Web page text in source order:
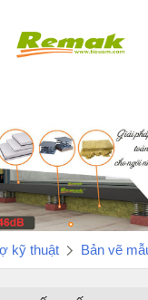
kỹ thuật Bản vẽ